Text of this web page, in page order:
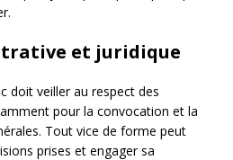
et juridique
doit veiller au respect des
pour la convocation et la
Tout vice de forme peut
prises et engager sa